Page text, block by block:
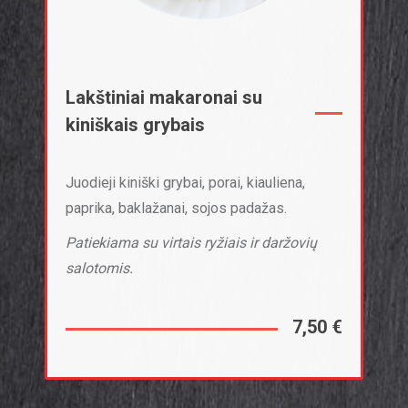
Lakštiniai makaronai su
kiniškais grybais
Juodieji kiniški grybai, porai, kiauliena,
paprika, baklažanai, sojos padažas.
Patiekiama su virtais ryžiais ir daržovių
salotomis.
7,50 €